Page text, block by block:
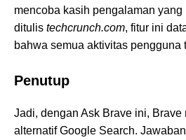
mencoba kasih pengalaman yang
ditulis techcrunch.com, fitur ini
bahwa semua aktivitas pengguna
Penutup
Jadi, dengan Ask Brave ini, Brave
alternatif Google Search.